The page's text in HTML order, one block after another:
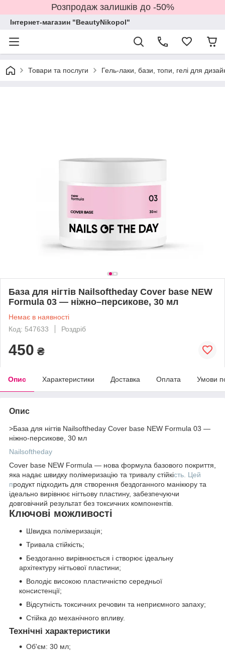
Розпродаж залишків до -50%
Інтернет-магазин "BeautyNikopol"
Товари та послуги Гель-лаки, бази, топи, гелі для
База для нігтів Nailsoftheday Cover base NEW
Formula 03 — ніжно–персикове, 30 мл
Немає в наявності
Код: 547633
Роздріб
450 ₴
Опис Характеристики Доставка Оплата Умови
Опис
>База для нігтів Nailsoftheday Cover base NEW Formula 03 —
ніжно-персикове, 30 мл
Nailsoftheday
Cover base NEW Formula — нова формула базового покриття,
яка надає швидку полімеризацію та тривалу стійкість. Цей
продукт підходить для створення бездоганного манікюру та
ідеально вирівнює нігтьову пластину, забезпечуючи
довговічний результат без токсичних компонентів.
Ключові можливості
Швидка полімеризація;
Тривала стійкість;
Бездоганно вирівнюється і створює ідеальну
архітектуру нігтьової пластини;
Володіє високою пластичністю середньої
консистенції;
Відсутність токсичних речовин та неприємного запаху;
Стійка до механічного впливу.
Технічні характеристики
Об'єм: 30 мл;